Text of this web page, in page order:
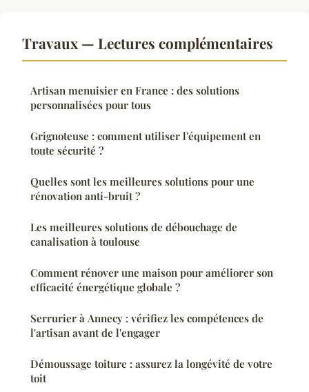
Travaux — Lectures complémentaires
Artisan menuisier en France : des solutions
personnalisées pour tous
Grignoteuse : comment utiliser l'équipement en
toute sécurité ?
Quelles sont les meilleures solutions pour une
rénovation anti-bruit ?
Les meilleures solutions de débouchage de
canalisation à toulouse
Comment rénover une maison pour améliorer son
efficacité énergétique globale ?
Serrurier à Annecy : vérifiez les compétences de
l'artisan avant de l'engager
Démoussage toiture : assurez la longévité de votre
toit